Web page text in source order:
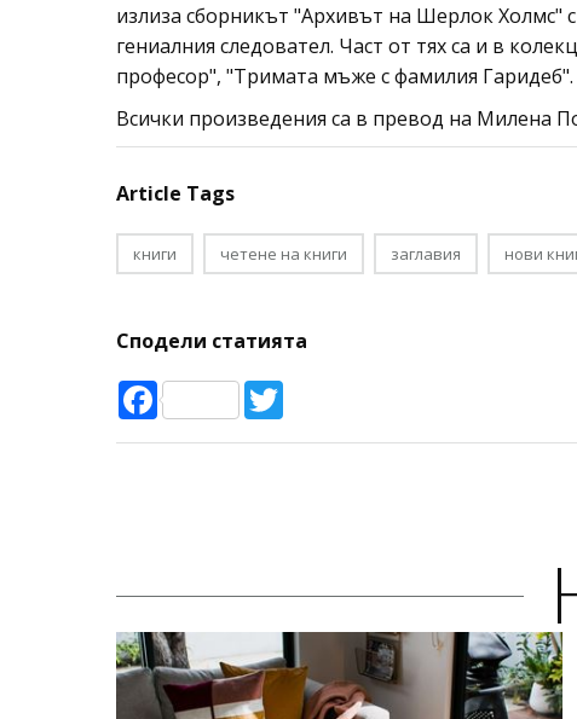
излиза сборникът "Архивът на Шерлок Холмс"
гениалния следовател. Част от тях са и в
професор", "Тримата мъже с фамилия Гаридеб".
Всички произведения са в превод на Милена
Article Tags
книги четене на книги заглавия нови
Сподели статията
Facebook